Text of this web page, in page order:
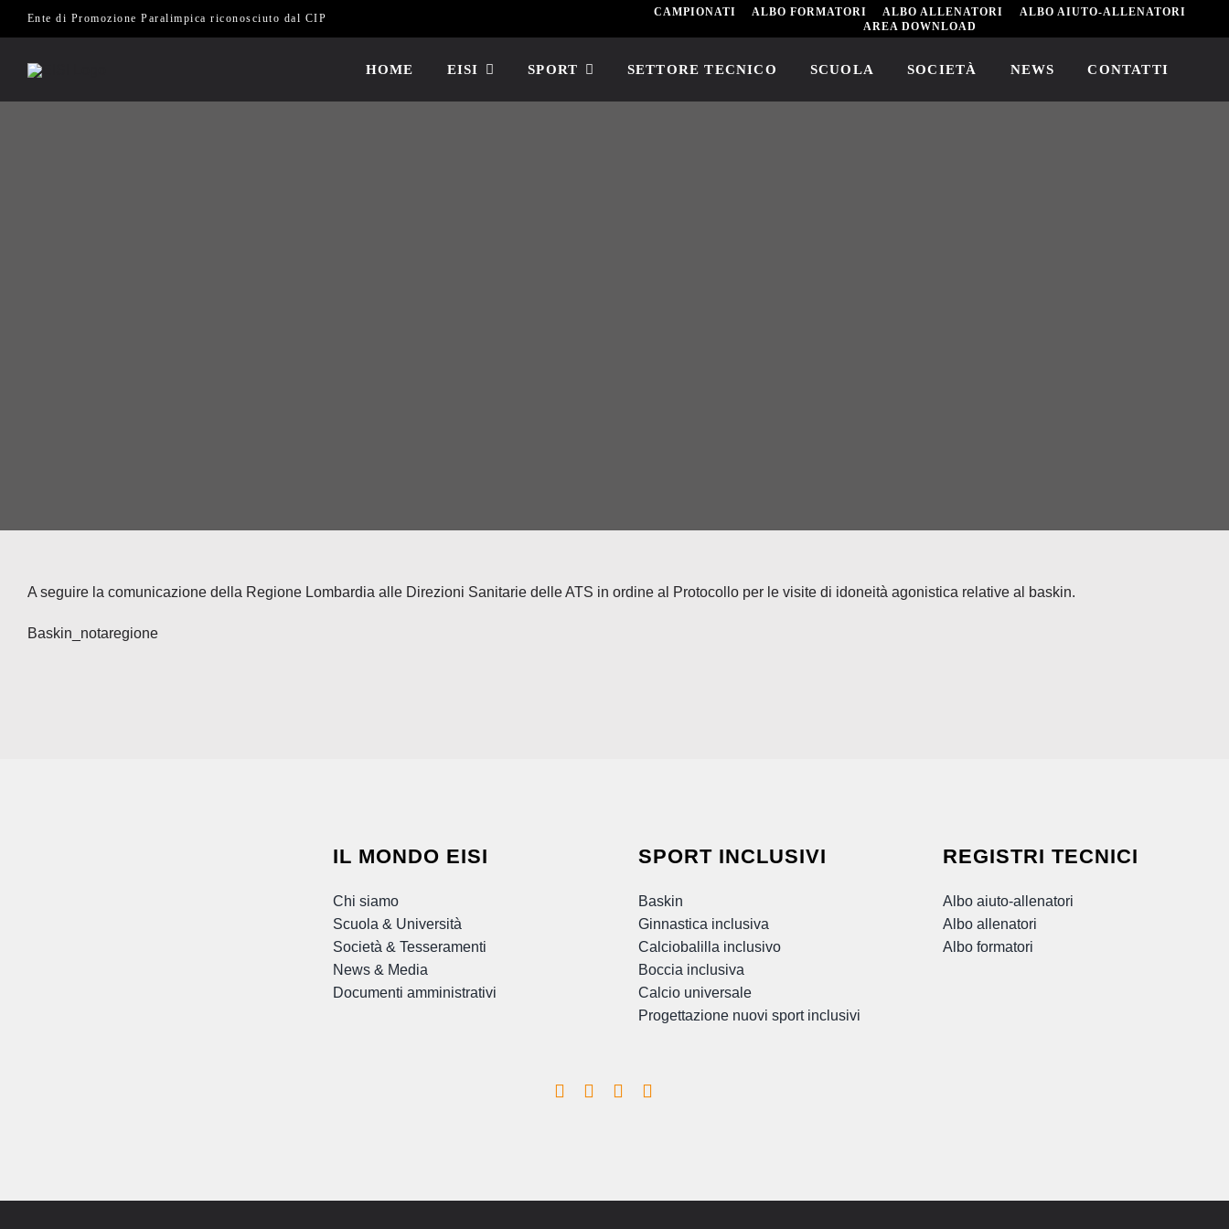
SaltaEnte di Promozione Paralimpica riconosciuto dal CIP
CAMPIONATI ALBO FORMATORI ALBO ALLENATORI
ALBO AIUTO-ALLENATORI
AREA DOWNLOAD
HOME EISI SPORT SETTORE TECNICO SCUOLA SOCIETÀ NEWS CONTATTI
A seguire la comunicazione della Regione Lombardia alle Direzioni Sanitarie delle ATS in ordine al Protocollo per le visite di idoneità agonistica relative al baskin.
Baskin_notaregione
IL MONDO EISI
Chi siamo
Scuola & Università
Società & Tesseramenti
News & Media
Documenti amministrativi
SPORT INCLUSIVI
Baskin
Ginnastica inclusiva
Calciobalilla inclusivo
Boccia inclusiva
Calcio universale
Progettazione nuovi sport inclusivi
REGISTRI TECNICI
Albo aiuto-allenatori
Albo allenatori
Albo formatori